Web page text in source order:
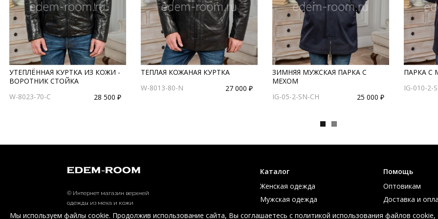
УТЕПЛЁННАЯ КУРТКА ИЗ КОЖИ -
ВОРОТНИК СТОЙКА
W-8023-70-C
28 500 ₽
ТЕПЛАЯ КОЖАНАЯ КУРТКА
W-8013-80-N
27 000 ₽
ЗИМНЯЯ МУЖСКАЯ ПАРКА С
МЕХОМ
IG-05-2-SN-CH
25 000 ₽
ПАРКА С
IG-010-2-
© Интернет магазин верхней
одежды из меха и кожи
EDEM-ROOM 2011-2026
Каталог
Женская одежда
Мужская одежда
Большие размеры
Помощь
Оптовикам
Доставка и
Таблица
Мы используем файлы cookie. Продолжив использование сайта, Вы соглашаетесь с политикой использования файлов